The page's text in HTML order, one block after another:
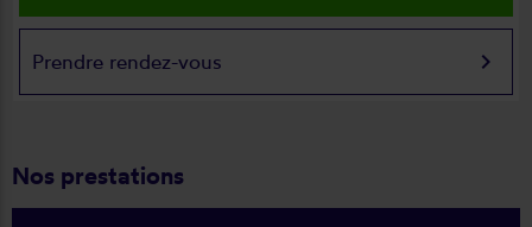
Prendre rendez-vous keyboard_arrow_right
Nos prestations